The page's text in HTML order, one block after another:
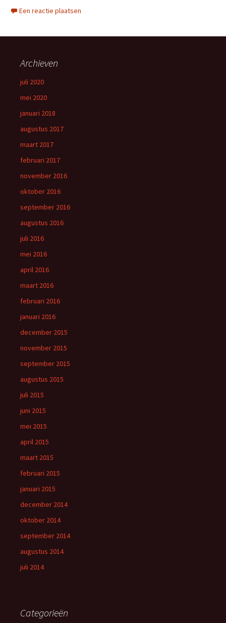
Een reactie plaatsen
Archieven
juli 2020
mei 2020
januari 2018
augustus 2017
maart 2017
februari 2017
november 2016
oktober 2016
september 2016
augustus 2016
juli 2016
mei 2016
april 2016
maart 2016
februari 2016
januari 2016
december 2015
november 2015
september 2015
augustus 2015
juli 2015
juni 2015
mei 2015
april 2015
maart 2015
februari 2015
januari 2015
december 2014
oktober 2014
september 2014
augustus 2014
juli 2014
Categorieën